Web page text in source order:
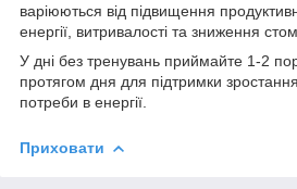
варіюються від підвищення
енергії, витривалості та зниження
У дні без тренувань приймайте 1-2
протягом дня для підтримки
потреби в енергії.
Приховати